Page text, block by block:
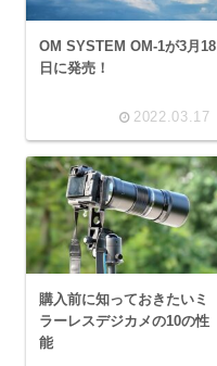
OM SYSTEM OM-1が3月18
日に発売！
2022.03.17
購入前に知っておきたいミ
ラーレスデジカメの10の性
能